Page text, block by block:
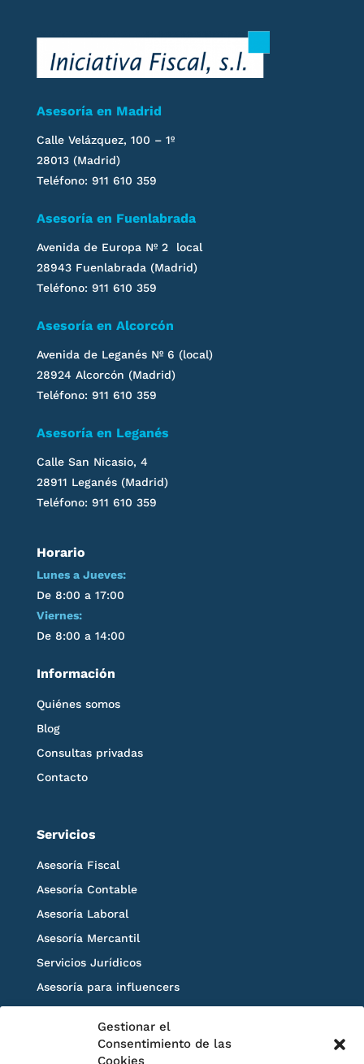
Gestionar el
Consentimiento de las
Cookies
Asesoría en Madrid
Calle Velázquez, 100 – 1º
28013 (Madrid)
Teléfono: 911 610 359
Asesoría en Fuenlabrada
Avenida de Europa Nº 2 local
28943 Fuenlabrada (Madrid)
Teléfono: 911 610 359
Asesoría en Alcorcón
Avenida de Leganés Nº 6 (local)
28924 Alcorcón (Madrid)
Teléfono: 911 610 359
Asesoría en Leganés
Calle San Nicasio, 4
28911 Leganés(Madrid)
Teléfono: 911 610 359
Horario
Lunes a Jueves:
De 8:00 a 17:00
Viernes:
De 8:00 a 14:00
Información
Quiénes somos
Blog
Consultas privadas
Contacto
Servicios
Asesoría Fiscal
Asesoría Contable
Asesoría Laboral
Asesoría Mercantil
Servicios Jurídicos
Asesoría para influencers
Solicita información